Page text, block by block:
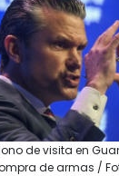
de visita en
de armas /